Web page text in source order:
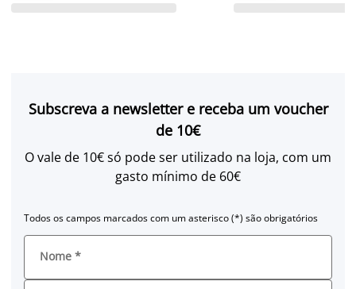
Subscreva a newsletter e receba um voucher
de 10€
O vale de 10€ só pode ser utilizado na loja, com um
gasto mínimo de 60€
Todos os campos marcados com um asterisco (*) são obrigatórios
Nome *